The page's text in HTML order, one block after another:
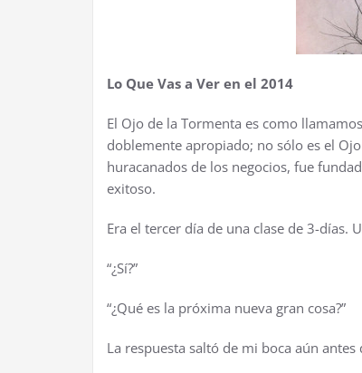
Lo Que Vas a Ver en el 2014
El Ojo de la Tormenta es como
doblemente apropiado; no sólo es el
huracanados de los negocios, fue
exitoso.
Era el tercer día de una clase de 3-días.
“¿Sí?”
“¿Qué es la próxima nueva gran cosa?”
La respuesta saltó de mi boca aún